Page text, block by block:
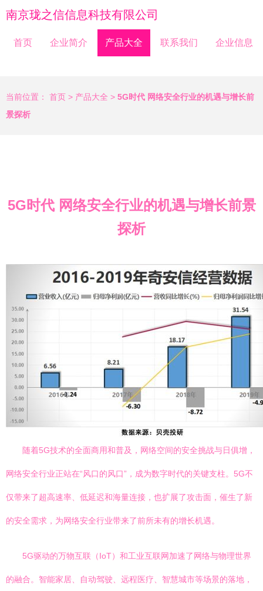
南京珑之信信息科技有限公司
首页 企业简介 产品大全 联系我们 企业信息
当前位置： 首页 > 产品大全 > 5G时代 网络安全行业的机遇与增长前
景探析
5G时代 网络安全行业的机遇与增长前景
探析
随着5G技术的全面商用和普及，网络空间的安全挑战与日俱增，
网络安全行业正站在“风口的风口”，成为数字时代的关键支柱。5G不
仅带来了超高速率、低延迟和海量连接，也扩展了攻击面，催生了新
的安全需求，为网络安全行业带来了前所未有的增长机遇。
5G驱动的万物互联（IoT）和工业互联网加速了网络与物理世界
的融合。智能家居、自动驾驶、远程医疗、智慧城市等场景的落地，